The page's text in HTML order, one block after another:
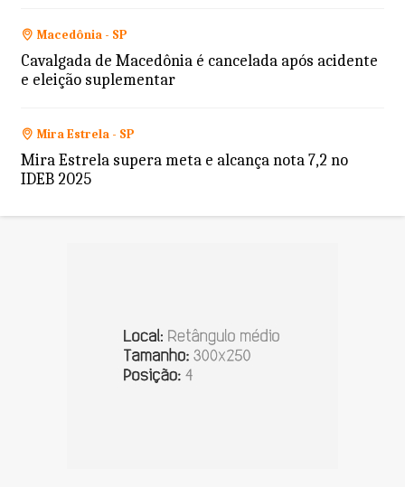
Macedônia - SP
Cavalgada de Macedônia é cancelada após acidente
e eleição suplementar
Mira Estrela - SP
Mira Estrela supera meta e alcança nota 7,2 no
IDEB 2025